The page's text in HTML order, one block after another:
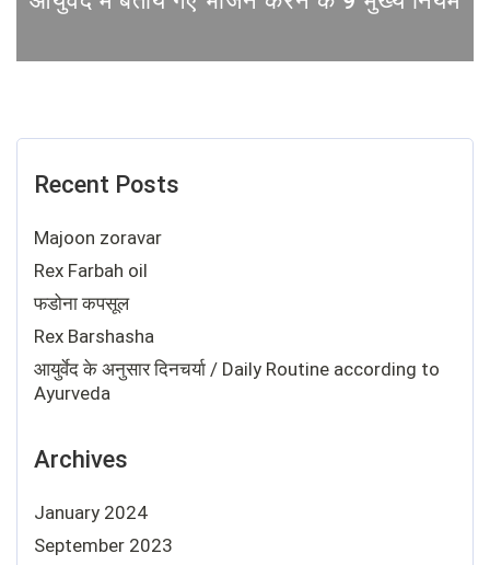
Recent Posts
Majoon zoravar
Rex Farbah oil
फडोना कपसूल
Rex Barshasha
आयुर्वेद के अनुसार दिनचर्या / Daily Routine according to
Ayurveda
Archives
January 2024
September 2023